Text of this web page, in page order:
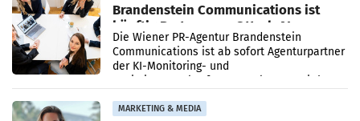
Brandenstein Communications ist
künftig Partner von OtterlyAI
Die Wiener PR-Agentur Brandenstein
Communications ist ab sofort Agenturpartner
der KI-Monitoring- und
Optimierungsplattform OtterlyAI. Damit baut
MARKETING & MEDIA